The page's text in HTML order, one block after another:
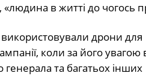
«людина в житті до чогось
дрони для
коли за його увагою
та багатьох інших